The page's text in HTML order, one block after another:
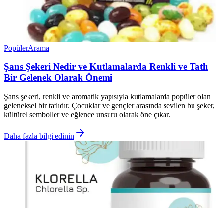
PopülerArama
Şans Şekeri Nedir ve Kutlamalarda Renkli ve Tatlı
Bir Gelenek Olarak Önemi
Şans şekeri, renkli ve aromatik yapısıyla kutlamalarda popüler olan
geleneksel bir tatlıdır. Çocuklar ve gençler arasında sevilen bu şeker,
kültürel semboller ve eğlence unsuru olarak öne çıkar.
Daha fazla bilgi edinin